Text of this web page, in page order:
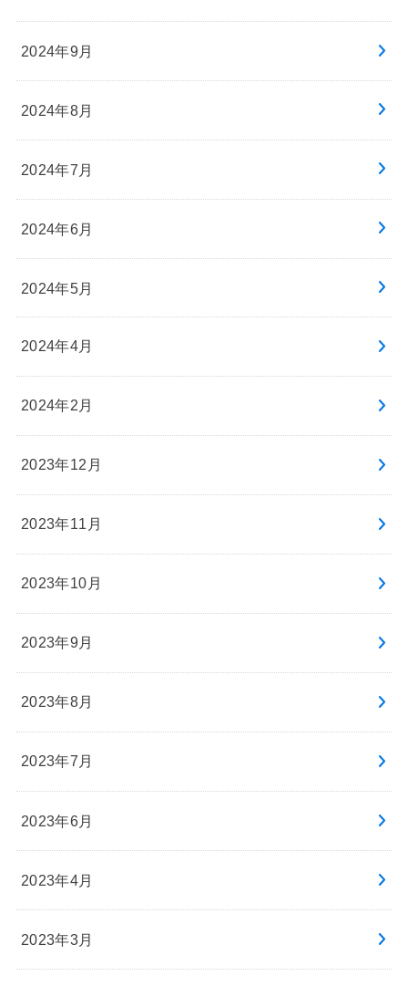
2024年9月
2024年8月
2024年7月
2024年6月
2024年5月
2024年4月
2024年2月
2023年12月
2023年11月
2023年10月
2023年9月
2023年8月
2023年7月
2023年6月
2023年4月
2023年3月